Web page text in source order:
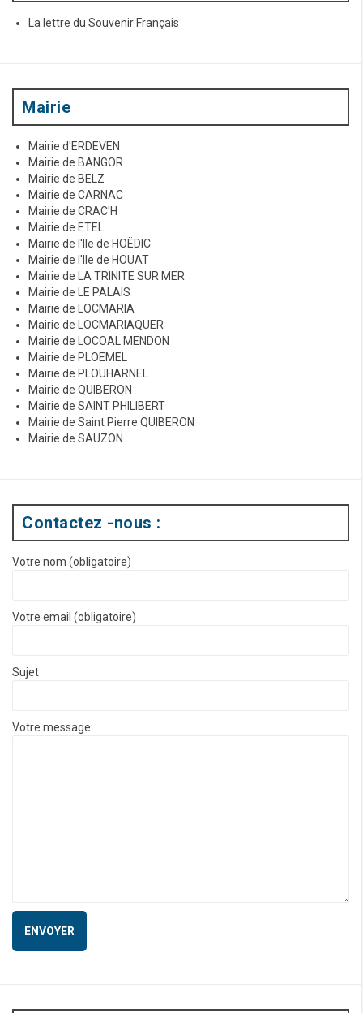
La lettre du Souvenir Français
Mairie
Mairie d'ERDEVEN
Mairie de BANGOR
Mairie de BELZ
Mairie de CARNAC
Mairie de CRAC'H
Mairie de ETEL
Mairie de l'Ile de HOËDIC
Mairie de l'Ile de HOUAT
Mairie de LA TRINITE SUR MER
Mairie de LE PALAIS
Mairie de LOCMARIA
Mairie de LOCMARIAQUER
Mairie de LOCOAL MENDON
Mairie de PLOEMEL
Mairie de PLOUHARNEL
Mairie de QUIBERON
Mairie de SAINT PHILIBERT
Mairie de Saint Pierre QUIBERON
Mairie de SAUZON
Contactez -nous :
Votre nom (obligatoire)
Votre email (obligatoire)
Sujet
Votre message